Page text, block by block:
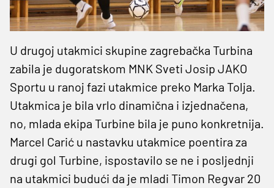
U drugoj utakmici skupine zagrebačka Turbina
zabila je dugoratskom MNK Sveti Josip JAKO
Sportu u ranoj fazi utakmice preko Marka Tolja.
Utakmica je bila vrlo dinamična i izjednačena,
no, mlada ekipa Turbine bila je puno konkretnija.
Marcel Carić u nastavku utakmice poentira za
drugi gol Turbine, ispostavilo se ne i posljednji
na utakmici budući da je mladi Timon Regvar 20